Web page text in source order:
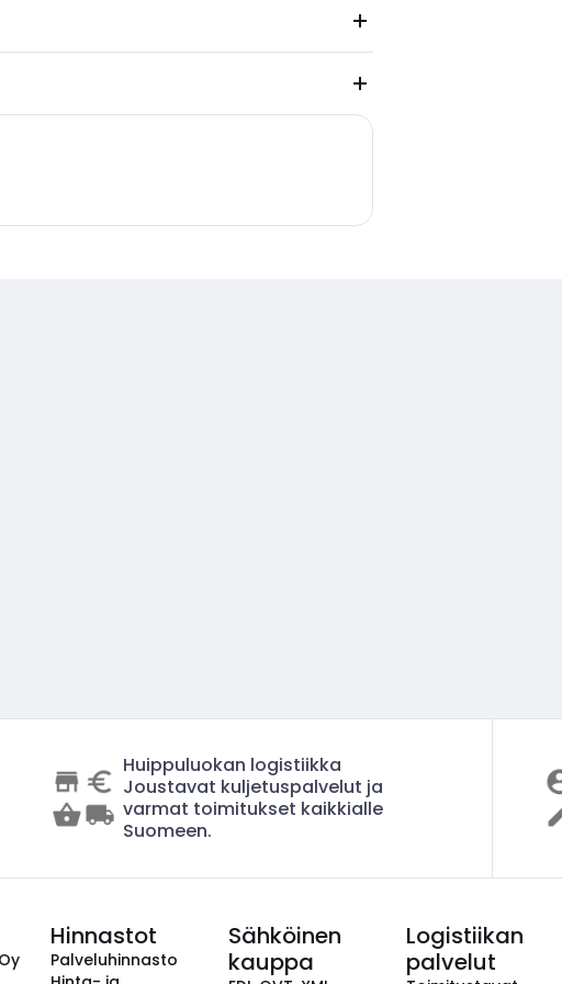
Huippuluokan logistiikka
Joustavat kuljetuspalvelut ja
varmat toimitukset kaikkialle
Suomeen.
Hinnastot
Palveluhinnasto
Sähköinen
kauppa
Logistiikan
palvelut